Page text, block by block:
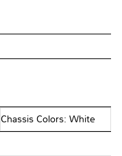
Chassis Colors: White